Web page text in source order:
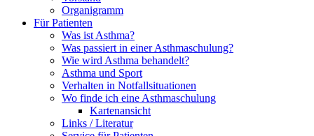
Organigramm
Für Patienten
Was ist Asthma?
Was passiert in einer Asthmaschulung?
Wie wird Asthma behandelt?
Asthma und Sport
Verhalten in Notfallsituationen
Wo finde ich eine Asthmaschulung
Kartenansicht
Links / Literatur